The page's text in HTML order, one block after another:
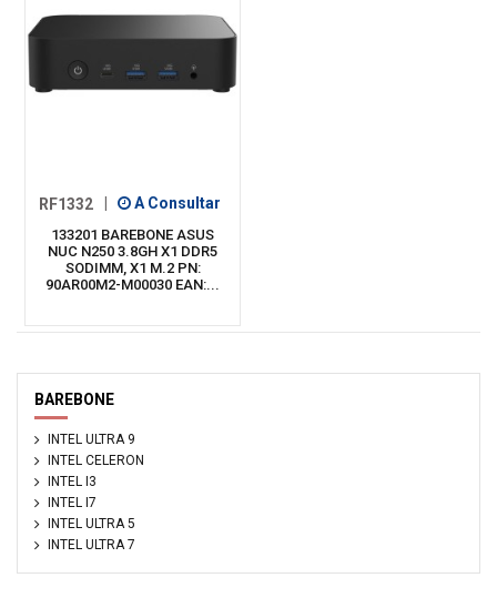
RF1332 A Consultar
133201 BAREBONE ASUS
NUC N250 3.8GH X1 DDR5
SODIMM, X1 M.2 PN:
90AR00M2-M00030 EAN:...
BAREBONE
INTEL ULTRA 9
INTEL CELERON
INTEL I3
INTEL I7
INTEL ULTRA 5
INTEL ULTRA 7